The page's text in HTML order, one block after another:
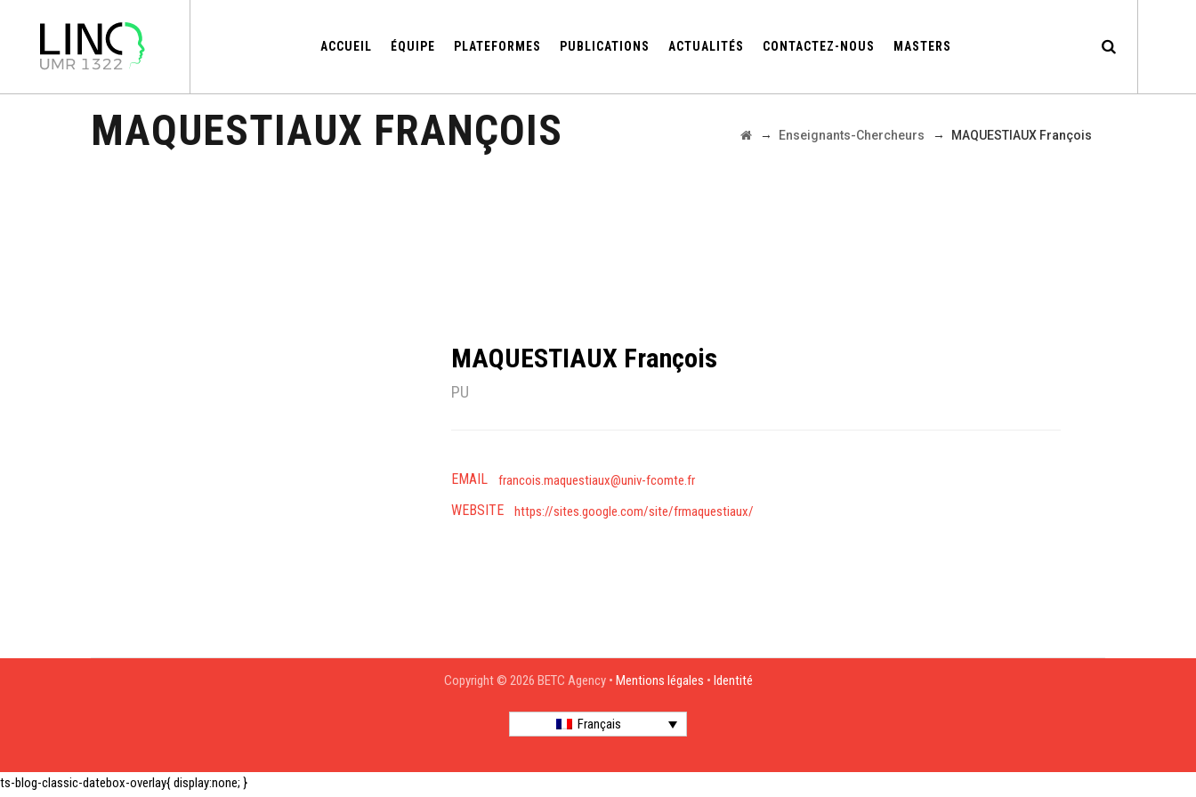
ACCUEIL ÉQUIPE PLATEFORMES PUBLICATIONS ACTUALITÉS CONTACTEZ-NOUS MASTERS
MAQUESTIAUX FRANÇOIS → Enseignants-Chercheurs → MAQUESTIAUX François
MAQUESTIAUX François
PU
EMAIL francois.maquestiaux@univ-fcomte.fr
WEBSITE https://sites.google.com/site/frmaquestiaux/
Copyright © 2026 BETC Agency • Mentions légales • Identité
Français
ts-blog-classic-datebox-overlay{ display:none; }